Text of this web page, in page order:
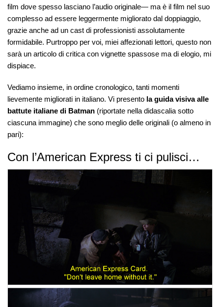
film dove spesso lasciano l’audio originale— ma è il film nel suo
complesso ad essere leggermente migliorato dal doppiaggio,
grazie anche ad un cast di professionisti assolutamente
formidabile. Purtroppo per voi, miei affezionati lettori, questo non
sarà un articolo di critica con vignette spassose ma di elogio, mi
dispiace.
Vediamo insieme, in ordine cronologico, tanti momenti
lievemente migliorati in italiano. Vi presento la guida visiva alle
battute italiane di Batman (riportate nella didascalia sotto
ciascuna immagine) che sono meglio delle originali (o almeno in
pari):
Con l’American Express ti ci pulisci…